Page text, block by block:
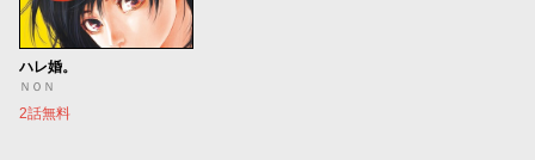
ハレ婚。
ＮＯＮ
2話無料